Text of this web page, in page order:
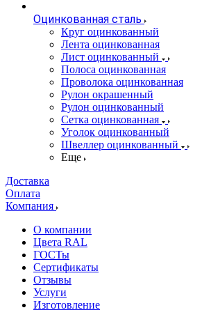
Оцинкованная сталь
Круг оцинкованный
Лента оцинкованная
Лист оцинкованный
Полоса оцинкованная
Проволока оцинкованная
Рулон окрашенный
Рулон оцинкованный
Сетка оцинкованная
Уголок оцинкованный
Швеллер оцинкованный
Еще
Доставка
Оплата
Компания
О компании
Цвета RAL
ГОСТы
Сертификаты
Отзывы
Услуги
Изготовление